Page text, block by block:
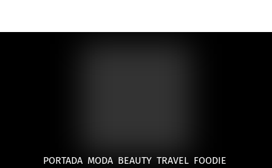
PORTADA MODA BEAUTY TRAVEL FOODIE